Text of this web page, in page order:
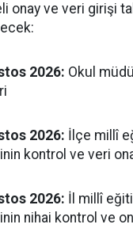
onay ve veri girişi
2026: Okul
2026: İlçe millî
kontrol ve veri
2026: İl millî
nihai kontrol ve